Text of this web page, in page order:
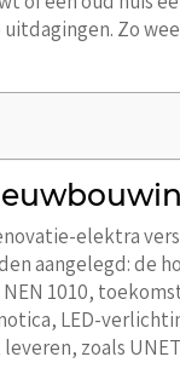
Zo
elektra
aangelegd:
1010,
LED-
zoals